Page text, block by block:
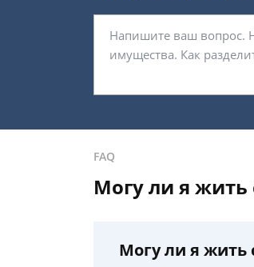
FAQ
Могу ли я жить
Могу ли я жить